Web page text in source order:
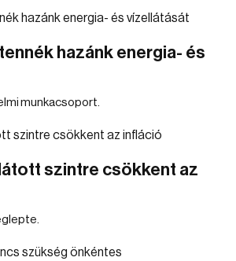
hazánk energia- és
munkacsoport.
szintre csökkent az